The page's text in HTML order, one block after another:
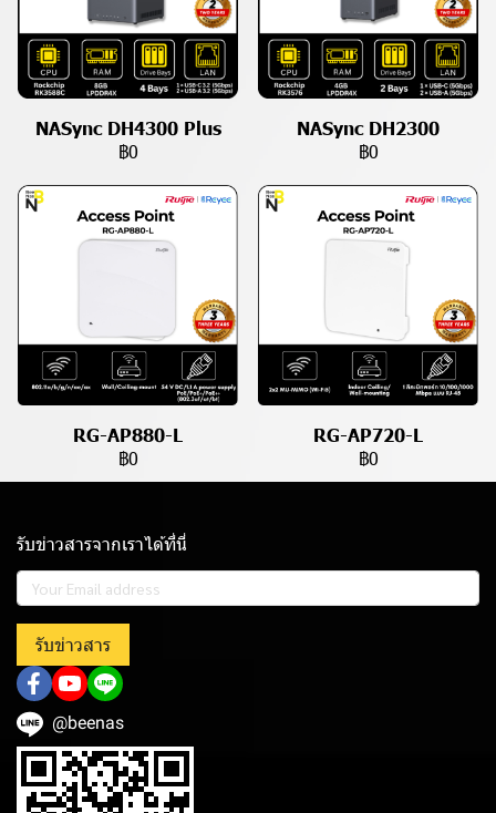
NASync DH4300 Plus
฿0
NASync DH2300
฿0
RG-AP880-L
฿0
RG-AP720-L
฿0
รับข่าวสารจากเราได้ที่นี่
รับข่าวสาร
@beenas